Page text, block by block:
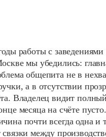
работы с
мы убедились:
общепита не в
а в отсутствии
Владелец видит
месяца на счёте пусто.
почти всегда одна
связки между